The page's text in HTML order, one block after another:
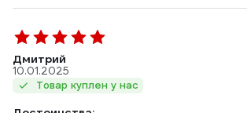
Дмитрий
10.01.2025
Товар куплен у нас